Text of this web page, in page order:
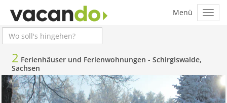
2 Ferienhäuser und Ferienwohnungen - Schirgiswalde,
Sachsen